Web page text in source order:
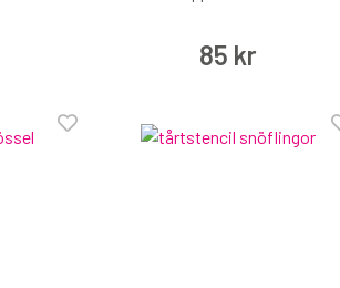
85 kr